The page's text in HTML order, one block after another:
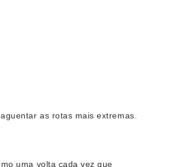
as rotas mais extremas.
uma volta cada vez que